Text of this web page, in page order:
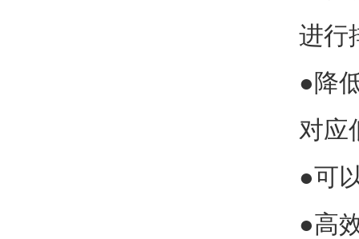
进行
●降
对应
●可
●高